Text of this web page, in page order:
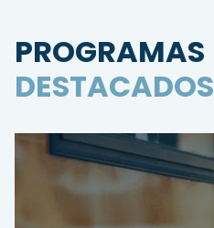
PROGRAMAS
DESTACADOS